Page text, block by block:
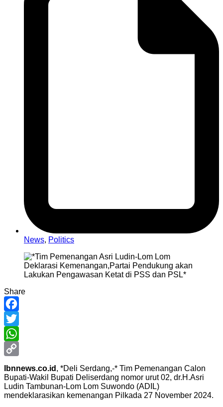
News, Politics
Share
Facebook
Twitter
WhatsApp
Copy
Link
Ibnnews.co.id , *Deli Serdang,-* Tim Pemenangan Calon
Bupati-Wakil Bupati Deliserdang nomor urut 02, dr.H.Asri
Ludin Tambunan-Lom Lom Suwondo (ADIL)
mendeklarasikan kemenangan Pilkada 27 November 2024.